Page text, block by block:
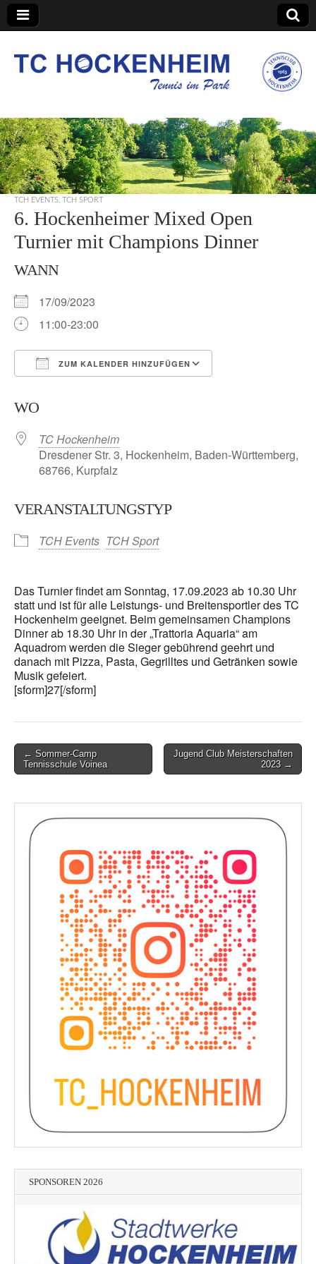
TC Hockenheim
TCH EVENTS TCH SPORT
6. Hockenheimer Mixed Open
Turnier mit Champions Dinner
WANN
17/09/2023
11:00-23:00
ZUM KALENDER HINZUFÜGEN
WO
TC Hockenheim
Dresdener Str. 3, Hockenheim, Baden-Württemberg,
68766, Kurpfalz
VERANSTALTUNGSTYP
TCH Events TCH Sport
Das Turnier findet am Sonntag, 17.09.2023 ab 10.30 Uhr
statt und ist für alle Leistungs- und Breitensportler des TC
Hockenheim geeignet. Beim gemeinsamen Champions
Dinner ab 18.30 Uhr in der „Trattoria Aquaria“ am
Aquadrom werden die Sieger gebührend geehrt und
danach mit Pizza, Pasta, Gegrilltes und Getränken sowie
Musik gefeiert.
[sform]27[/sform]
Post
navigation
← Sommer-Camp
Tennisschule Voinea
Jugend Club Meisterschaften
2023 →
SPONSOREN 2026